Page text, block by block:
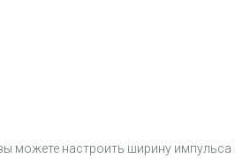
можете настроить ширину